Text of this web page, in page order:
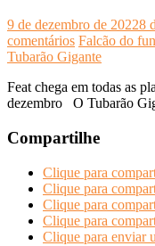
9 de dezembro de 20228
comentários Falcão do
Tubarão Gigante
Feat chega em todas as
dezembro O Tubarão
Compartilhe
Clique para
Clique para
Clique para
Clique para
Clique para enviar